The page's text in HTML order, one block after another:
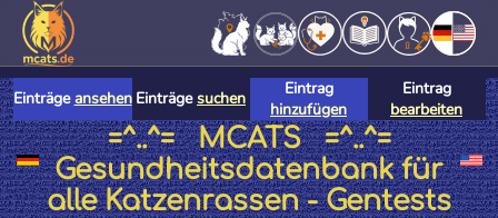
Einträgeansehen Einträgesuchen
Eintrag
hinzufügen
Eintrag
bearbeiten
=^..^= MCATS =^..^=
Gesundheitsdatenbank für
alle Katzenrassen - Gentests